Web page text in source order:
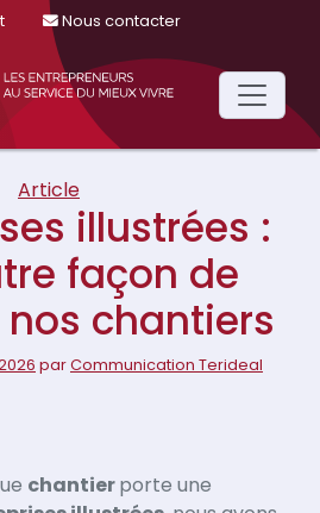
Nous contacter
Article
illustrées :
façon de
chantiers
parCommunication Terideal
chantierporte une